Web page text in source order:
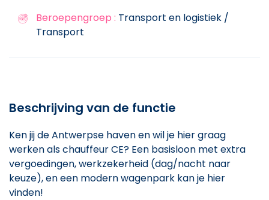
Beroepengroep : Transport en logistiek /
Transport
Beschrijving van de functie
Ken jij de Antwerpse haven en wil je hier graag
werken als chauffeur CE? Een basisloon met extra
vergoedingen, werkzekerheid (dag/nacht naar
keuze), en een modern wagenpark kan je hier
vinden!